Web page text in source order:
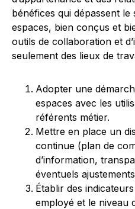
bénéfices qui dépassent le
espaces, bien conçus et
outils de collaboration et
seulement des lieux de
Adopter une
espaces avec les
référents métier.
Mettre en place un
continue (plan de
d’information,
éventuels
Établir des
employé et le niveau